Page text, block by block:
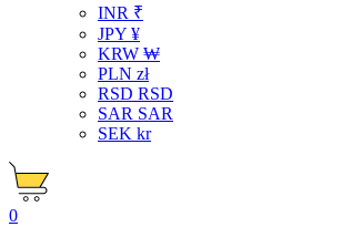
INR ₹
JPY ¥
KRW ₩
PLN zł
RSD RSD
SAR SAR
SEK kr
0